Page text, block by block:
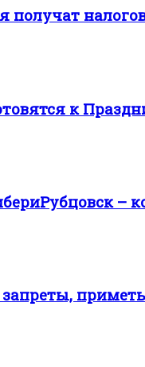
получат
к
–
запреты,